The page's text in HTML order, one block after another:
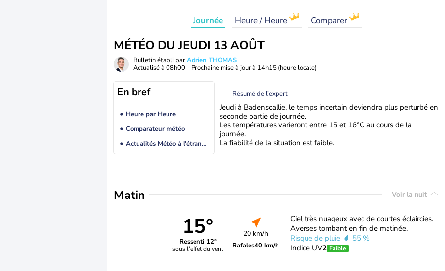
Journée Heure / Heure Comparer
MÉTÉO DU JEUDI 13 AOÛT
Bulletin établi parAdrien THOMAS
Actualisé à 08h00 - Prochaine mise à jour à 14h15 (heure locale)
En bref
Heure par Heure
Comparateur météo
Actualités Météo à l'étranger
Résumé de l’expert
Jeudi à Badenscallie, le temps incertain deviendra plus perturbé en
seconde partie de journée.
Les températures varieront entre 15 et 16°C au cours de la
journée.
La fiabilité de la situation est faible.
Matin Voir la nuit
15°
Ressenti 12°
sous l'effet du vent
20 km/h
Rafales40 km/h
Ciel très nuageux avec de courtes éclaircies.
Averses tombant en fin de matinée.
Risque de pluie
55 %
Indice UV2 Faible